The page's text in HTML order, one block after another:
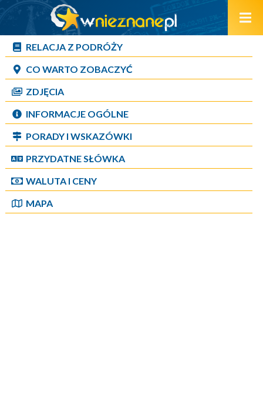
RELACJA Z PODRÓŻY
CO WARTO ZOBACZYĆ
ZDJĘCIA
INFORMACJE OGÓLNE
PORADY I WSKAZÓWKI
PRZYDATNE SŁÓWKA
WALUTA I CENY
MAPA